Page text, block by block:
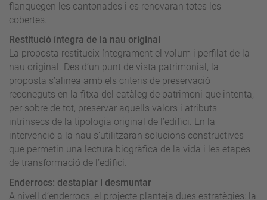
flanquegen les cantonades i es renovaran totes les
cobertes.
Restitució íntegra de la nau original
La proposta restitueix íntegrament el volum i perfilat de la
nau original. Des d’un punt de vista patrimonial, la
proposta s’alinea amb els criteris de preservació
reconeguts en la fitxa del catàleg de patrimoni que intenta,
per sobre de tot, preservar aquells valors i atributs
intrínsecs de la tipologia original de l’edifici. En la
intervenció a la nau s’utilitzaran solucions constructives
que permetin una lectura biogràfica de la vida i les etapes
de transformació de l’edifici.
Enderrocs: destapiar i desmuntar
A nivell d’enderrocs, el projecte planteja dues estratègies: la